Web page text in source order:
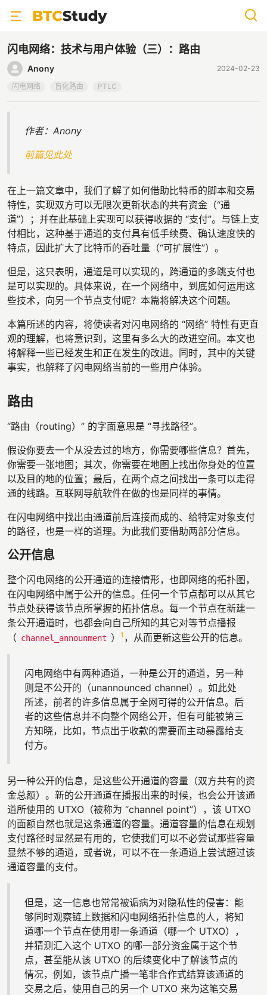
闪电网络：技术与用户体验（三）：路由
Anony
2024-02-23
闪电网络
盲化路由 PTLC
作者：Anony
前篇见此处
在上一篇文章中，我们了解了如何借助比特币的脚本和交易
特性，实现双方可以无限次更新状态的共有资金（“通
道”）；并在此基础上实现可以获得收据的 “支付”。与链上支
付相比，这种基于通道的支付具有低手续费、确认速度快的
特点，因此扩大了比特币的吞吐量（“可扩展性”）。
但是，这只表明，通道是可以实现的，跨通道的多跳支付也
是可以实现的。具体来说，在一个网络中，到底如何运用这
些技术，向另一个节点支付呢？本篇将解决这个问题。
本篇所述的内容，将使读者对闪电网络的 “网络” 特性有更直
观的理解，也将意识到，这里有多么大的改进空间。本文也
将解释一些已经发生和正在发生的改进。同时，其中的关键
事实，也解释了闪电网络当前的一些用户体验。
路由
“路由（routing）” 的字面意思是 “寻找路径”。
假设你要去一个从没去过的地方，你需要哪些信息？首先，
你需要一张地图；其次，你需要在地图上找出你身处的位置
以及目的地的位置；最后，在两个点之间找出一条可以走得
通的线路。互联网导航软件在做的也是同样的事情。
在闪电网络中找出由通道前后连接而成的、给特定对象支付
的路径，也是一样的道理。为此我们要借助两部分信息。
公开信息
整个闪电网络的公开通道的连接情形，也即网络的拓扑图，
在闪电网络中属于公开的信息。任何一个节点都可以从其它
节点处获得该节点所掌握的拓扑信息。每一个节点在新建一
条公开通道时，也都会向自己所知的其它对等节点播报
（ channel_announment ） 1 ，从而更新这些公开的信息。
闪电网络中有两种通道，一种是公开的通道，另一种
则是不公开的（unannounced channel）。如此处
所述，前者的许多信息属于全网可得的公开信息。后
者的这些信息并不向整个网络公开，但有可能被第三
方知晓，比如，节点出于收款的需要而主动暴露给支
付方。
另一种公开的信息，是这些公开通道的容量（双方共有的资
金总额）。新的公开通道在播报出来的时候，也会公开该通
道所使用的 UTXO（被称为 “channel point”），该 UTXO
的面额自然也就是这条通道的容量。通道容量的信息在规划
支付路径时显然是有用的，它使我们可以不必尝试那些容量
显然不够的通道，或者说，可以不在一条通道上尝试超过该
通道容量的支付。
但是，这一信息也常常被诟病为对隐私性的侵害：能
够同时观察链上数据和闪电网络拓扑信息的人，将知
道哪一个节点在使用哪一条通道（哪一个 UTXO），
并猜测汇入这个 UTXO 的哪一部分资金属于这个节
点，甚至能从该 UTXO 的后续变化中了解该节点的
情况，例如，该节点广播一笔非合作式结算该通道的
交易之后，使用自己的另一个 UTXO 来为这笔交易